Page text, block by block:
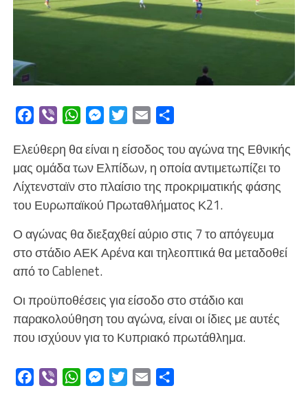
Facebook
Viber WhatsAppMessengerTwitterEmail
Ελεύθερη θα είναι η είσοδος του αγώνα της Εθνικής
μας ομάδα των Ελπίδων, η οποία αντιμετωπίζει το
Λίχτενσταϊν στο πλαίσιο της προκριματικής φάσης
του Ευρωπαϊκού Πρωταθλήματος Κ21.
Ο αγώνας θα διεξαχθεί αύριο στις 7 το απόγευμα
στο στάδιο ΑΕΚ Αρένα και τηλεοπτικά θα μεταδοθεί
από το Cablenet.
Οι προϋποθέσεις για είσοδο στο στάδιο και
παρακολούθηση του αγώνα, είναι οι ίδιες με αυτές
που ισχύουν για το Κυπριακό πρωτάθλημα.
Facebook
Viber WhatsAppMessengerTwitterEmail